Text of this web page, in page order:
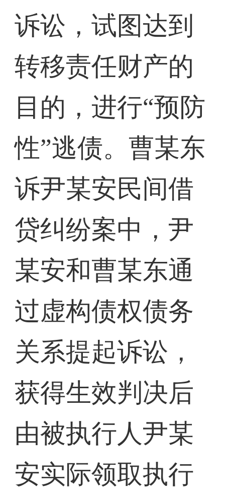
诉讼，试图达到
转移责任财产的
目的，进行“预防
性”逃债。曹某东
诉尹某安民间借
贷纠纷案中，尹
某安和曹某东通
过虚构债权债务
关系提起诉讼，
获得生效判决后
由被执行人尹某
安实际领取执行